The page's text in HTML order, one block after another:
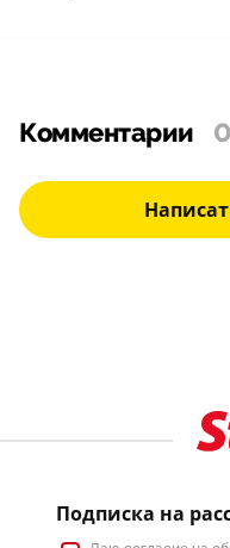
Комментарии 0
Подписка на